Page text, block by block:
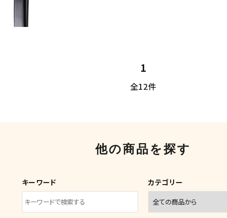
1
全12件
他の商品を探す
キーワード カテゴリー